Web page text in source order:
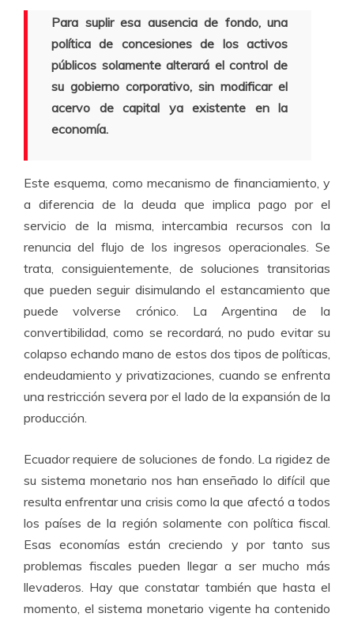
Para suplir esa ausencia de fondo, una
política de concesiones de los activos
públicos solamente alterará el control de
su gobierno corporativo, sin modificar el
acervo de capital ya existente en la
economía.
Este esquema, como mecanismo de financiamiento, y
a diferencia de la deuda que implica pago por el
servicio de la misma, intercambia recursos con la
renuncia del flujo de los ingresos operacionales. Se
trata, consiguientemente, de soluciones transitorias
que pueden seguir disimulando el estancamiento que
puede volverse crónico. La Argentina de la
convertibilidad, como se recordará, no pudo evitar su
colapso echando mano de estos dos tipos de políticas,
endeudamiento y privatizaciones, cuando se enfrenta
una restricción severa por el lado de la expansión de la
producción.
Ecuador requiere de soluciones de fondo. La rigidez de
su sistema monetario nos han enseñado lo difícil que
resulta enfrentar una crisis como la que afectó a todos
los países de la región solamente con política fiscal.
Esas economías están creciendo y por tanto sus
problemas fiscales pueden llegar a ser mucho más
llevaderos. Hay que constatar también que hasta el
momento, el sistema monetario vigente ha contenido